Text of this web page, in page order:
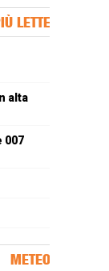
LETTE
alta
007
METEO